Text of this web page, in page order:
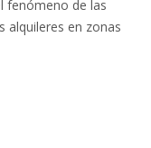
fenómeno de las
alquileres en zonas